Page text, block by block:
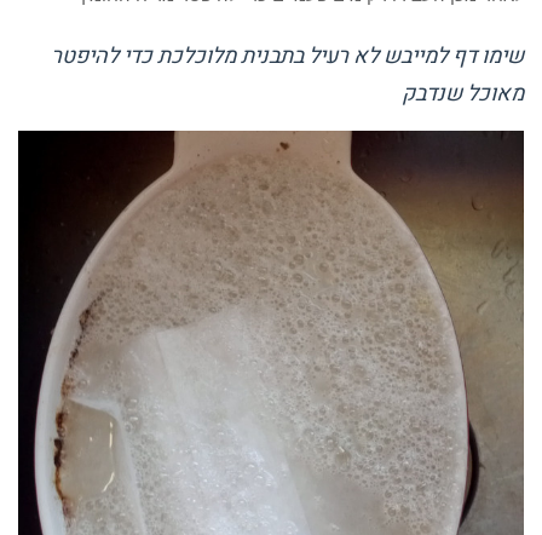
שימו דף למייבש לא רעיל בתבנית מלוכלכת כדי להיפטר
מאוכל שנדבק